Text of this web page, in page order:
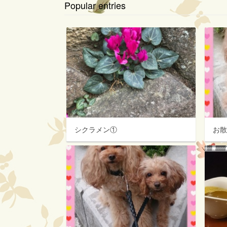
Popular entries
シクラメン① お